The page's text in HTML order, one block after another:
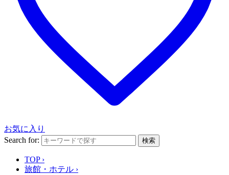
お気に入り
Search for:
検索
TOP ›
旅館・ホテル ›